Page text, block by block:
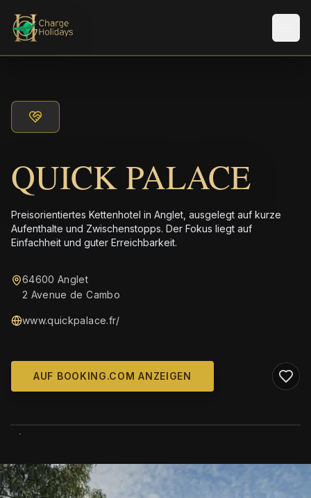
QUICK PALACE
Preisorientiertes Kettenhotel in Anglet, ausgelegt auf kurze
Aufenthalte und Zwischenstopps. Der Fokus liegt auf
Einfachheit und guter Erreichbarkeit.
64600 Anglet
2 Avenue de Cambo
www.quickpalace.fr/
AUF BOOKING.COM ANZEIGEN